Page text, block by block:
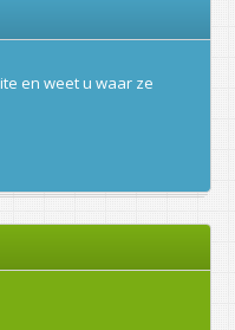
en weet u waar ze